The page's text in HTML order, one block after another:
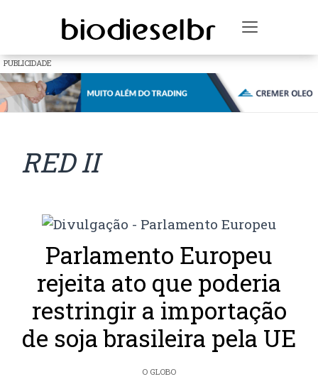
Toggle
PUBLICIDADE
RED II
Parlamento Europeu
rejeita ato que poderia
restringir a importação
de soja brasileira pela UE
O GLOBO